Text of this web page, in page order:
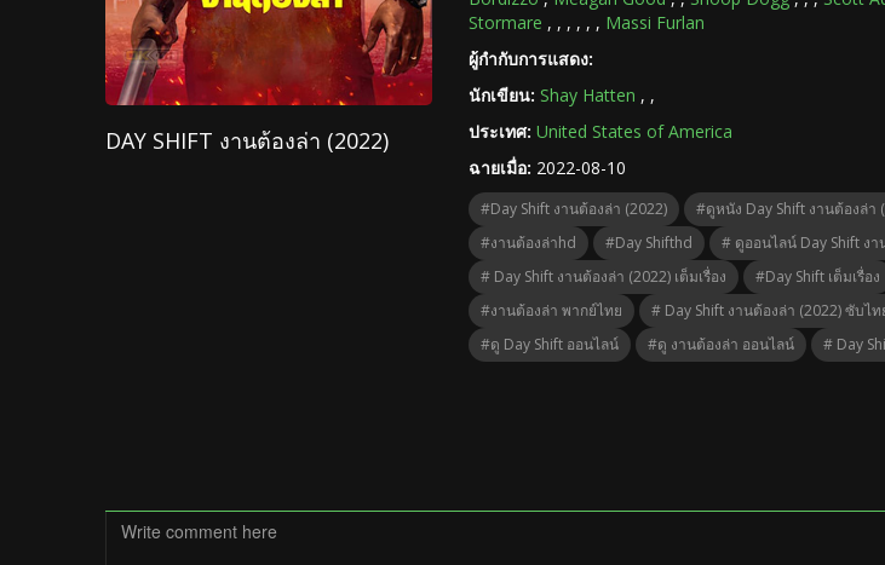
DAY SHIFT งานต้องล่า (2022)
Stormare , , , , , , Massi Furlan
ผู้กำกับการแสดง:
นักเขียน: Shay Hatten , ,
ประเทศ: United States of America
ฉายเมื่อ: 2022-08-10
#Day Shift งานต้องล่า (2022) #ดูหนัง Day Shift งานต้องล่า
#งานต้องล่าhd
#Day Shifthd # ดูออนไลน์ Day Shift งา
# Day Shift งานต้องล่า (2022) เต็มเรื่อง
#Day Shift เต็มเรื่อง
#งานต้องล่า พากย์ไทย
# Day Shift งานต้องล่า (2022) ซับไท
#ดู Day Shift ออนไลน์
#ดู งานต้องล่า ออนไลน์ # Day